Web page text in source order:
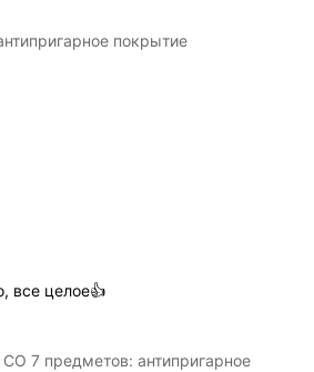
покрытие
все целое👍
7 предметов: антипригарное